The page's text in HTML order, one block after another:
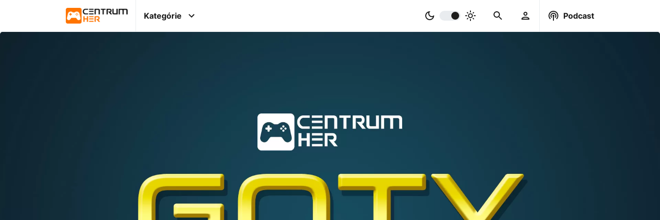
Kategórie Podcast